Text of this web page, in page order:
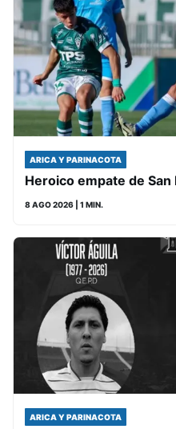
ARICA Y PARINACOTA
Heroico empate de
8 AGO 2026 | 1 MIN.
ARICA Y PARINACOTA